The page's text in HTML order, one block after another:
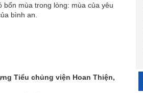
bốn mùa trong lòng: mùa của yêu
bình an.
Tiểu chủng viện Hoan Thiện,